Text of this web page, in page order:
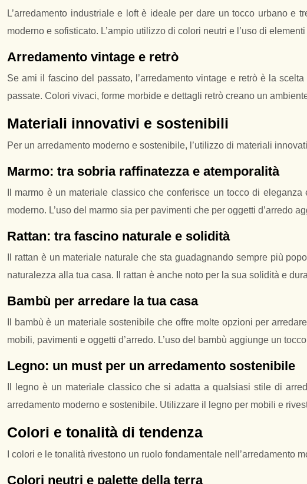
L’arredamento industriale e loft è ideale per dare un tocco urbano
moderno e sofisticato. L’ampio utilizzo di colori neutri e l’uso di
Arredamento vintage e retrò
Se ami il fascino del passato, l’arredamento vintage e retrò è la
passate. Colori vivaci, forme morbide e dettagli retrò creano un
Materiali innovativi e sostenibili
Per un arredamento moderno e sostenibile, l’utilizzo di materiali
Marmo: tra sobria raffinatezza e atemporalità
Il marmo è un materiale classico che conferisce un tocco di
moderno. L’uso del marmo sia per pavimenti che per oggetti d’arredo
Rattan: tra fascino naturale e solidità
Il rattan è un materiale naturale che sta guadagnando sempre più
naturalezza alla tua casa. Il rattan è anche noto per la sua solidità e
Bambù per arredare la tua casa
Il bambù è un materiale sostenibile che offre molte opzioni per
mobili, pavimenti e oggetti d’arredo. L’uso del bambù aggiunge un
Legno: un must per un arredamento sostenibile
Il legno è un materiale classico che si adatta a qualsiasi stile di
arredamento moderno e sostenibile. Utilizzare il legno per mobili e
Colori e tonalità di tendenza
I colori e le tonalità rivestono un ruolo fondamentale nell’arredamento
Colori neutri e palette della terra